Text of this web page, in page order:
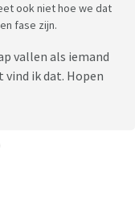
ook niet hoe we dat
fase zijn.
vallen als iemand
ik dat. Hopen